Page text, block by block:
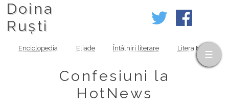
Doina
Ruști
Enciclopedia Eliade Întâlniri literare Litera MOV
Confesiuni la
HotNews